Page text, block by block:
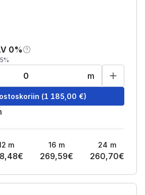
0%
m
(1 185,00 €)
m
€
16 m
269,59€
24 m
260,70€